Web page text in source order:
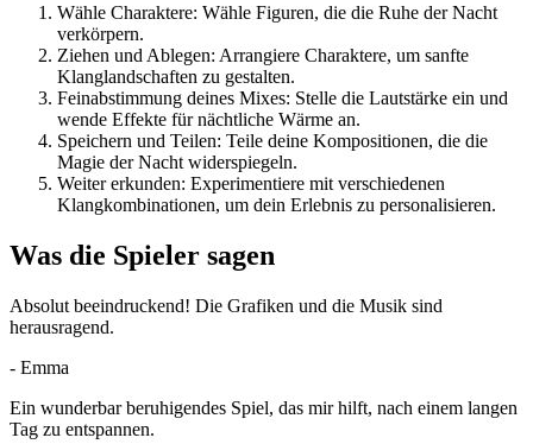
Wähle Charaktere: Wähle Figuren, die die Ruhe der Nacht
verkörpern.
Ziehen und Ablegen: Arrangiere Charaktere, um sanfte
Klanglandschaften zu gestalten.
Feinabstimmung deines Mixes: Stelle die Lautstärke ein und
wende Effekte für nächtliche Wärme an.
Speichern und Teilen: Teile deine Kompositionen, die die
Magie der Nacht widerspiegeln.
Weiter erkunden: Experimentiere mit verschiedenen
Klangkombinationen, um dein Erlebnis zu personalisieren.
Was die Spieler sagen
Absolut beeindruckend! Die Grafiken und die Musik sind
herausragend.
- Emma
Ein wunderbar beruhigendes Spiel, das mir hilft, nach einem langen
Tag zu entspannen.